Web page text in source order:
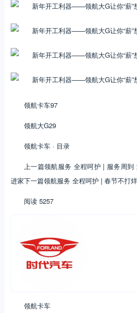
领航卡车97
领航大G29
领航卡车 · 目录
上一篇领航服务 全程呵护 | 服务周
进家下一篇领航服务 全程呵护 | 春节不打
阅读 5257
领航卡车